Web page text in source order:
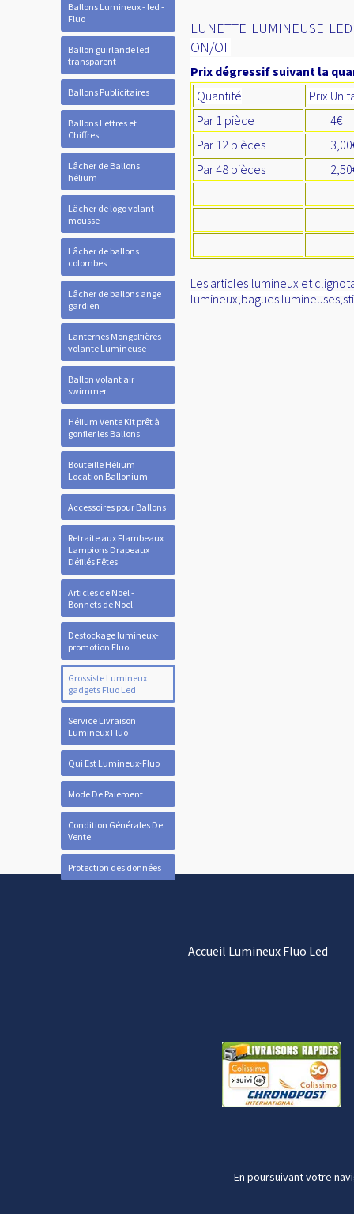
Ballons Lumineux - led -
Fluo
Ballon guirlande led
transparent
Ballons Publicitaires
Ballons Lettres et
Chiffres
Lâcher de Ballons
hélium
Lâcher de logo volant
mousse
Lâcher de ballons
colombes
Lâcher de ballons ange
gardien
Lanternes Mongolfières
volante Lumineuse
Ballon volant air
swimmer
Hélium Vente Kit prêt à
gonfler les Ballons
Bouteille Hélium
Location Ballonium
Accessoires pour Ballons
Retraite aux Flambeaux
Lampions Drapeaux
Défilés Fêtes
Articles de Noël -
Bonnets de Noel
Destockage lumineux-
promotion Fluo
Grossiste Lumineux
gadgets Fluo Led
Service Livraison
Lumineux Fluo
Qui Est Lumineux-Fluo
Mode De Paiement
Condition Générales De
Vente
Protection des données
Accueil Lumineux Fluo Led
En poursuivant votre
LUNETTE LUMINEUSE
ON/OF
Prix dégressif suivant la
Quantité
Prix
Par 1 pièce
4€
Par 12 pièces
Par 48 pièces
Les articles lumineux et
lumineux,bagues